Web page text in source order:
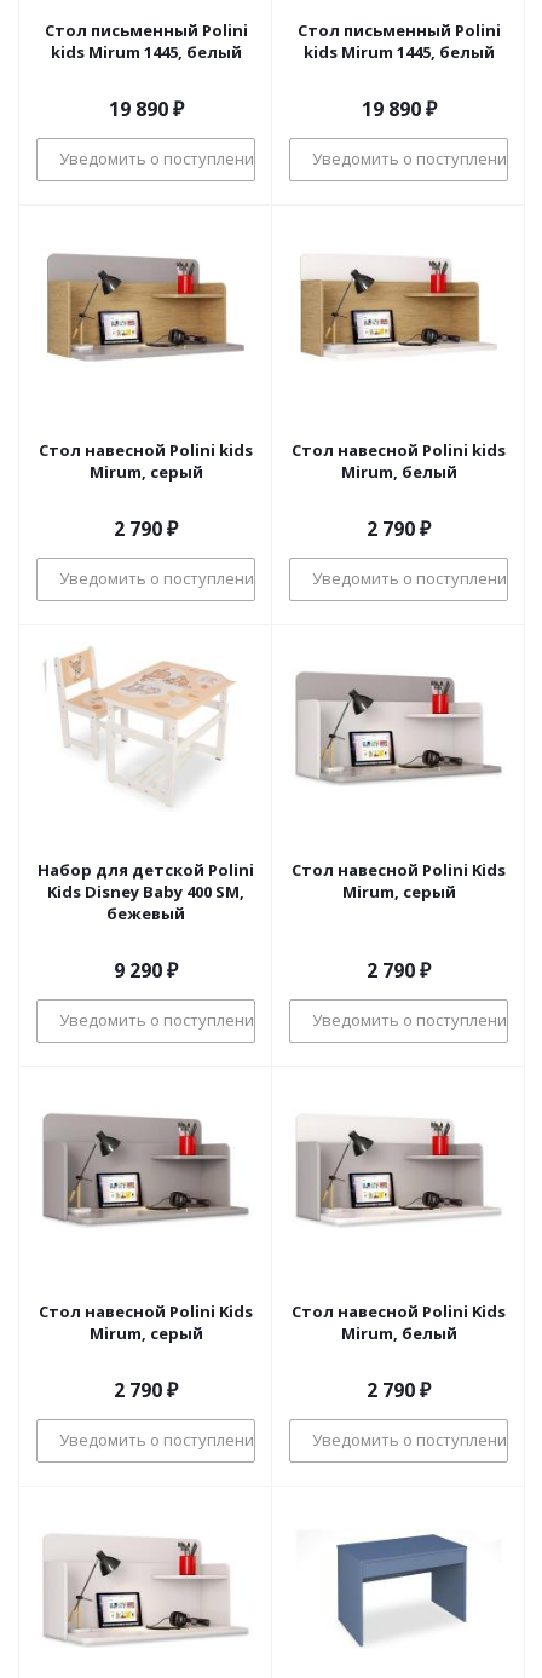
Стол письменный Polini
kids Mirum 1445, белый
19 890₽
Уведомить о поступлении
Стол письменный Polini
kids Mirum 1445, белый
19 890₽
Уведомить о поступлении
Стол навесной Polini kids
Mirum, серый
2 790₽
Уведомить о поступлении
Стол навесной Polini kids
Mirum, белый
2 790₽
Уведомить о поступлении
Набор для детской Polini
Kids Disney Baby 400 SM,
бежевый
9 290₽
Уведомить о поступлении
Стол навесной Polini Kids
Mirum, серый
2 790₽
Уведомить о поступлении
Стол навесной Polini Kids
Mirum, серый
2 790₽
Уведомить о поступлении
Стол навесной Polini Kids
Mirum, белый
2 790₽
Уведомить о поступлении